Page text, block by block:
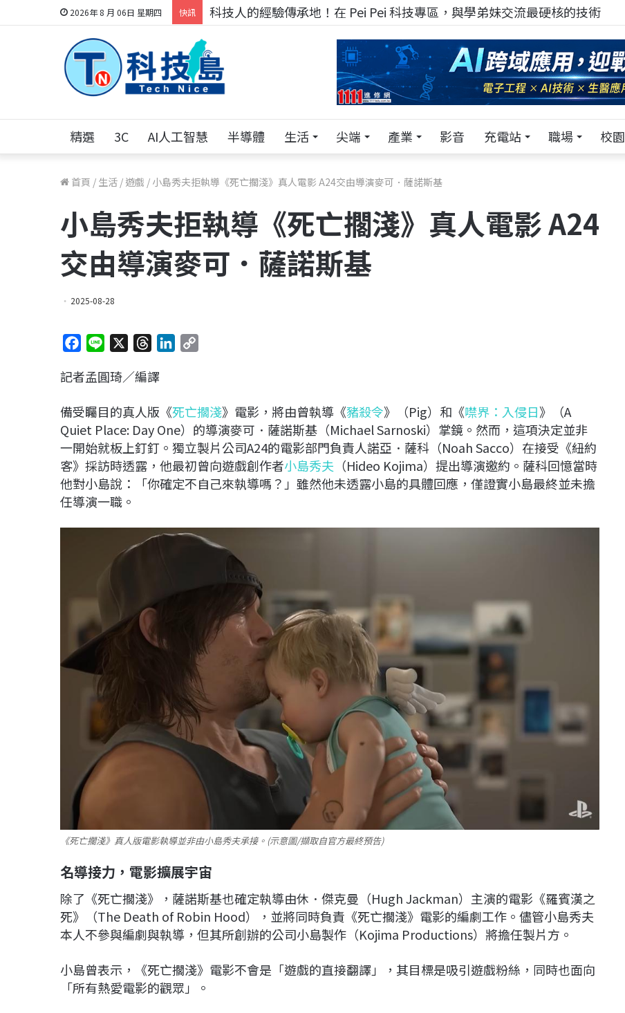
2026年 8 月 06日 星期四 快訊 科技人的經驗傳承地！在 Pei Pei 科技專區，與學弟妹交流最硬核的技術
精選 3C AI人工智慧 半導體 生活 尖端 產業 影音 充電站 職場 校園
首頁 / 生活 / 遊戲 / 小島秀夫拒執導《死亡擱淺》真人電影 A24交由導演麥可．薩諾斯基
小島秀夫拒執導《死亡擱淺》真人電影 A24
交由導演麥可．薩諾斯基
2025-08-28
c
b
o
o
k
n
r
a
d
s
e
d
I
n
L
i
n
k
記者孟圓琦／編譯
備受矚目的真人版《死亡擱淺》電影，將由曾執導《豬殺令》（Pig）和《噤界：入侵日》（A
Quiet Place: Day One）的導演麥可．薩諾斯基（Michael Sarnoski）掌鏡。然而，這項決定並非
一開始就板上釘釘。獨立製片公司A24的電影部門負責人諾亞．薩科（Noah Sacco）在接受《紐約
客》採訪時透露，他最初曾向遊戲創作者小島秀夫 （Hideo Kojima）提出導演邀約。薩科回憶當時
他對小島說：「你確定不自己來執導嗎？」雖然他未透露小島的具體回應，僅證實小島最終並未擔
任導演一職。
《死亡擱淺》真人版電影執導並非由小島秀夫承接。(示意圖/擷取自官方最終預告)
名導接力，電影擴展宇宙
除了《死亡擱淺》，薩諾斯基也確定執導由休．傑克曼（Hugh Jackman）主演的電影《羅賓漢之
死》（The Death of Robin Hood），並將同時負責《死亡擱淺》電影的編劇工作。儘管小島秀夫
本人不參與編劇與執導，但其所創辦的公司小島製作（Kojima Productions）將擔任製片方。
小島曾表示，《死亡擱淺》電影不會是「遊戲的直接翻譯」，其目標是吸引遊戲粉絲，同時也面向
「所有熱愛電影的觀眾」。